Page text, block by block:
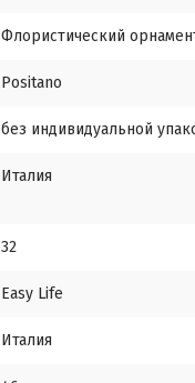
Флористический
Positano
без индивидуальной
Италия
32
Easy Life
Италия